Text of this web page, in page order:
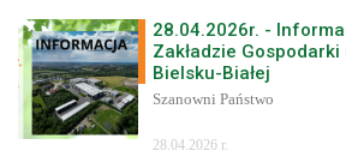
28.04.2026r. -
Zakładzie Gospodarki
Bielsku-Białej
Szanowni Państwo
28.04.2026 r.